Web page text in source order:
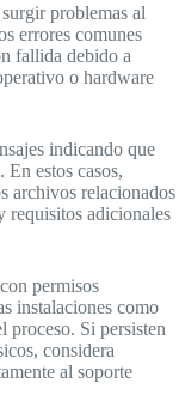
problemas al
errores comunes
fallida debido a
o hardware
indicando que
estos casos,
archivos relacionados
requisitos adicionales
permisos
instalaciones como
proceso. Si persisten
considera
al soporte